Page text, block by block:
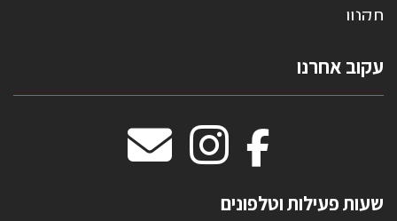
תקנון
טפטים משולשים
וילונות חסיני אש
מדבקות אנטי סאן
עקוב אחרנו
שעות פעילות וטלפונים